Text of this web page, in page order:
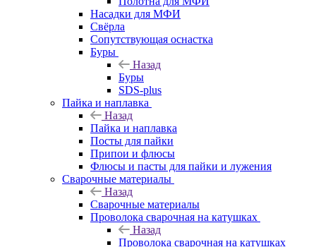
Насадки для МФИ
Свёрла
Сопутствующая оснастка
Буры
Назад
Буры
SDS-plus
Пайка и наплавка
Назад
Пайка и наплавка
Посты для пайки
Припои и флюсы
Флюсы и пасты для пайки и лужения
Сварочные материалы
Назад
Сварочные материалы
Проволока сварочная на катушках
Назад
Проволока сварочная на катушках